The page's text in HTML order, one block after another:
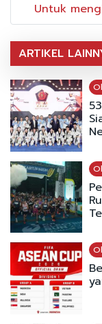
Untuk
ARTIKEL